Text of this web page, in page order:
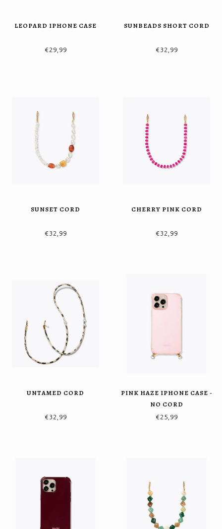
LEOPARD IPHONE CASE
€29,99
SUNBEADS SHORT CORD
€32,99
SUNSET CORD
€32,99
CHERRY PINK CORD
€32,99
UNTAMED CORD
€32,99
PINK HAZE IPHONE CASE -
NO CORD
€25,99